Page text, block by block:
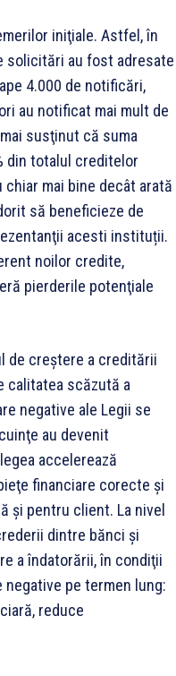
iniţiale. Astfel, în
solicitări au fost adresate
4.000 de notificări,
au notificat mai mult de
susţinut că suma
din totalul creditelor
mai bine decât arată
să beneficieze de
acesti instituții.
noilor credite,
pierderile potenţiale
de creştere a creditării
calitatea scăzută a
negative ale Legii se
au devenit
accelerează
financiare corecte şi
şi pentru client. La nivel
dintre bănci şi
a îndatorării, în condiţii
pe termen lung:
reduce